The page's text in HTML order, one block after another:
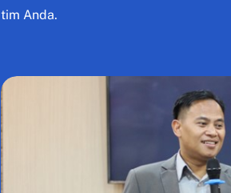
tim Anda.